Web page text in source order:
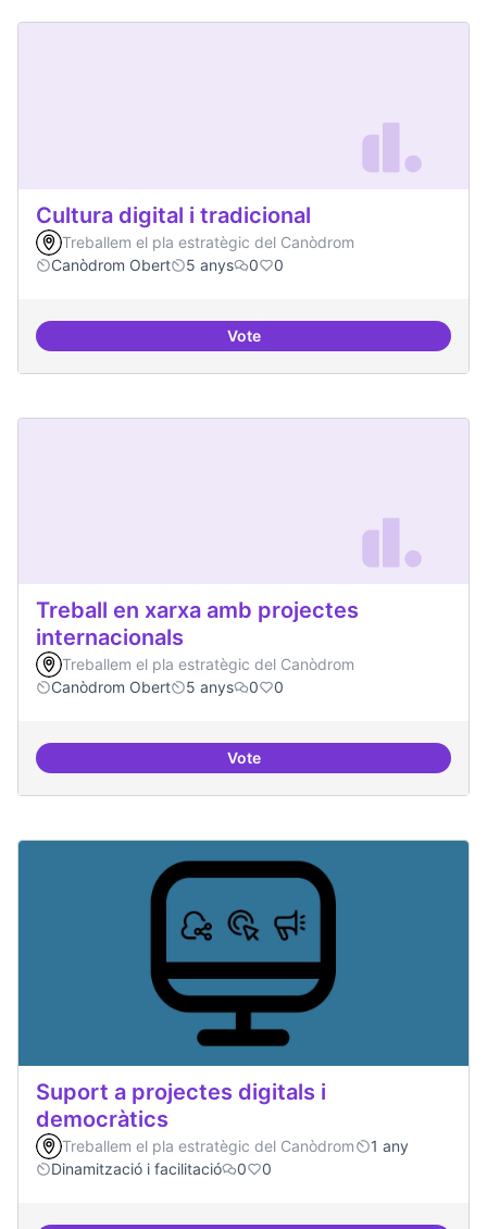
Cultura digital i tradicional
Treballem el pla estratègic del Canòdrom
Canòdrom Obert
5 anys 0 0
VoteCultura digital i tradicional
Treball en xarxa amb projectes
internacionals
Treballem el pla estratègic del Canòdrom
Canòdrom Obert
5 anys 0 0
VoteTreball en xarxa amb projectes
Suport a projectes digitals i
democràtics
Treballem el pla estratègic del Canòdrom
1 any
Dinamització i facilitació
0 0